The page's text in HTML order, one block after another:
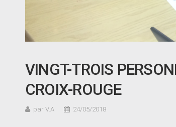
VINGT-TROIS
CROIX-ROUGE
par V.A 24/05/2018